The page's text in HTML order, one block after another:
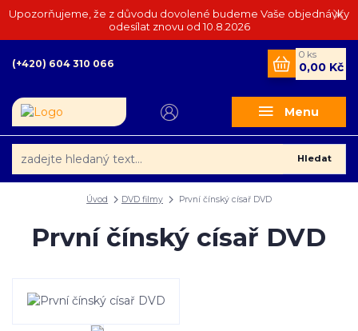
Upozorňujeme, že z důvodu dovolené budeme Vaše objednávky
odesílat znovu od 10.8.2026
Menu
Hledat
(+420) 604 310 066
0 ks
0,00 Kč
Úvod DVD filmy První čínský císař DVD
První čínský císař DVD